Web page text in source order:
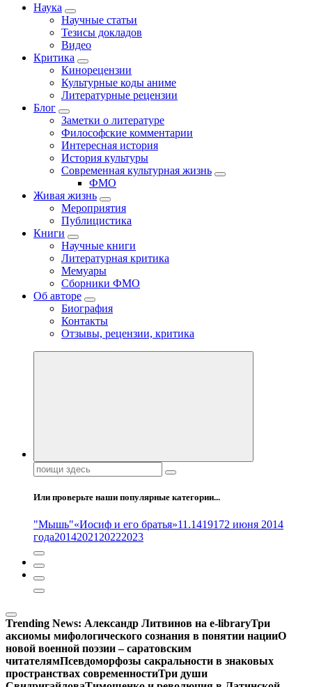
Наука
Научные статьи
Тезисы докладов
Видео
Критика
Кинорецензии
Культурные коды аниме
Литературные рецензии
Блог
Заметки о литературе
Философские комментарии
Интересная история
История культуры
Современная культурная жизнь
ФМО
Живая жизнь
Мероприятия
Публицистика
Книги
Научные книги
Литературная критика
Мемуары
Сборники ФМО
Об авторе
Биография
Контакты
Отзывы, рецензии, критика
Поиск:
Или проверьте наши популярные категории...
"Мышь"«Иосиф и его братья»11.1419172 июня 2014
года20142021 20222023
Trending News: Александр Литвинов на e-libraryТри
аксиомы мифологического сознания в понятии нацииО
новой военной поэзии – саратовским
читателямПсевдоморфозы сакральности в знаковых
пространствах современностиТри души